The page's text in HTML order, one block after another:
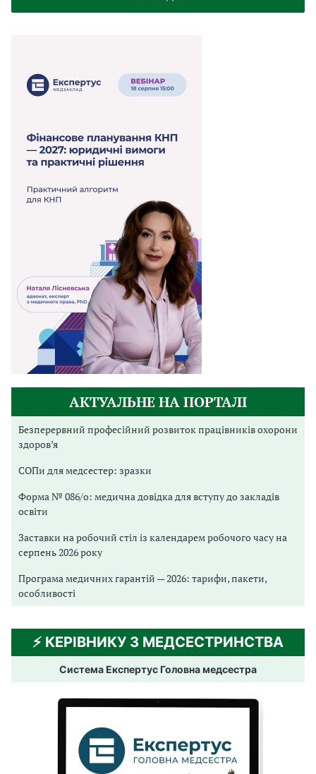
АКТУАЛЬНЕ НА ПОРТАЛІ
Безперервний професійний розвиток працівників охорони
здоров’я
СОПи для медсестер: зразки
Форма № 086/о: медична довідка для вступу до закладів
освіти
Заставки на робочий стіл із календарем робочого часу на
серпень 2026 року
Програма медичних гарантій — 2026: тарифи, пакети,
особливості
⚡️ КЕРІВНИКУ З МЕДСЕСТРИНСТВА
Система Експертус Головна медсестра